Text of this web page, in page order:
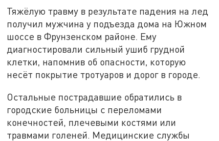
Тяжёлую травму в результате падения на лед
получил мужчина у подъезда дома на Южном
шоссе в Фрунзенском районе. Ему
диагностировали сильный ушиб грудной
клетки, напомнив об опасности, которую
несёт покрытие тротуаров и дорог в городе.
Остальные пострадавшие обратились в
городские больницы с переломами
конечностей, плечевыми костями или
травмами голеней. Медицинские службы